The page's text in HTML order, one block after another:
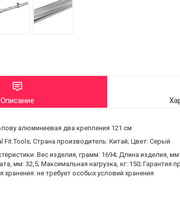
Описание
алюминиевая два крепления 121 см
Fit.Tools; Страна производитель: Китай; Цвет: Серый
Вес изделия, грамм: 1694; Длина изделия,
мм: 32,5; Максимальная нагрузка, кг: 150; Гарантия
не требует особых условий хранения